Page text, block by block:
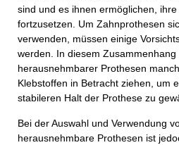
sind und es ihnen ermöglichen,
fortzusetzen. Um Zahnprothesen
verwenden, müssen einige
werden. In diesem
herausnehmbarer Prothesen
Klebstoffen in Betracht ziehen, um
stabileren Halt der Prothese zu
Bei der Auswahl und Verwendung
herausnehmbare Prothesen ist